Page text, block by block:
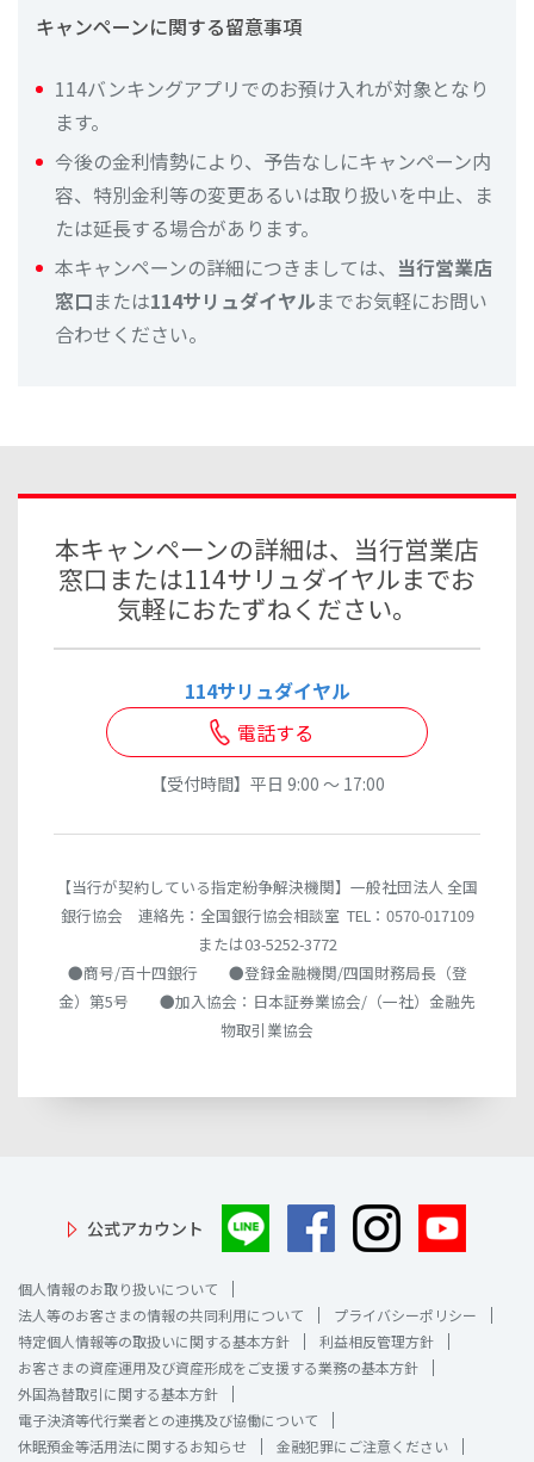
キャンペーンに関する留意事項
114バンキングアプリでのお預け入れが対象となり
ます。
今後の金利情勢により、予告なしにキャンペーン内
容、特別金利等の変更あるいは取り扱いを中止、ま
たは延長する場合があります。
本キャンペーンの詳細につきましては、 当行営業店
窓口または114サリュダイヤルまでお気軽にお問い
合わせください。
本キャンペーンの詳細は、当行営業店
窓口または114サリュダイヤルまでお
気軽におたずねください。
114サリュダイヤル
電話する
【受付時間】平日 9:00 ～ 17:00
【当行が契約している指定紛争解決機関】一般社団法人 全国
銀行協会 連絡先：全国銀行協会相談室 TEL：0570-017109
または03-5252-3772
●商号/百十四銀行 ●登録金融機関/四国財務局長（登
金）第5号 ●加入協会：日本証券業協会/（一社）金融先
物取引業協会
公式アカウント
個人情報のお取り扱いについて
法人等のお客さまの情報の共同利用について
プライバシーポリシー
特定個人情報等の取扱いに関する基本方針
利益相反管理方針
お客さまの資産運用及び資産形成をご支援する業務の基本方針
外国為替取引に関する基本方針
電子決済等代行業者との連携及び協働について
休眠預金等活用法に関するお知らせ
金融犯罪にご注意ください